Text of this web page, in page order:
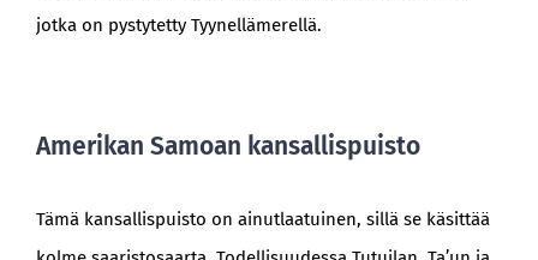
jotka on pystytetty Tyynellämerellä.
Amerikan Samoan kansallispuisto
Tämä kansallispuisto on ainutlaatuinen, sillä se käsittää